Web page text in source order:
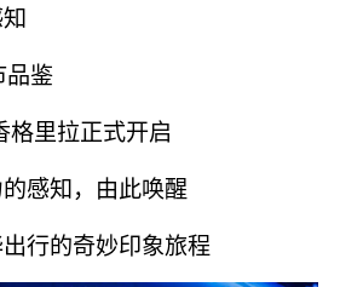
品鉴
格里拉正式开启
感知，由此唤醒
行的奇妙印象旅程